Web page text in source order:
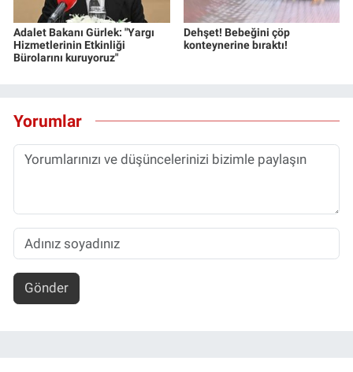
Adalet Bakanı Gürlek: "Yargı
Hizmetlerinin Etkinliği
Bürolarını kuruyoruz"
Dehşet! Bebeğini çöp
konteynerine bıraktı!
Yorumlar
Gönder